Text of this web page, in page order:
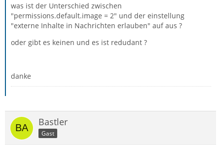
was ist der Unterschied zwischen
"permissions.default.image = 2" und der einstellung
"externe Inhalte in Nachrichten erlauben" auf aus ?
oder gibt es keinen und es ist redudant ?
danke
Bastler
Gast